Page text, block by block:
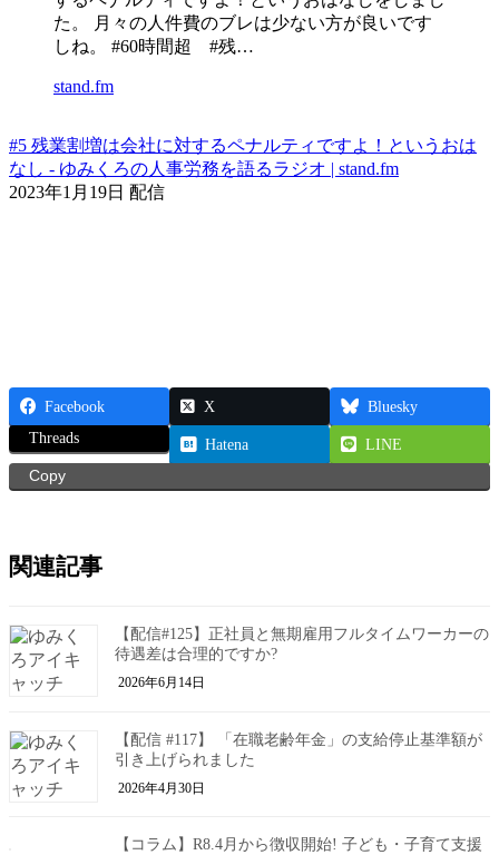
た。 月々の人件費のブレは少ない方が良いです
しね。 #60時間超 #残…
stand.fm
#5 残業割増は会社に対するペナルティですよ！というおは
なし - ゆみくろの人事労務を語るラジオ | stand.fm
2023年1月19日 配信
Facebook X
Bluesky
Threads
Hatena
LINE
Copy
関連記事
【配信#125】正社員と無期雇用フルタイムワーカーの
待遇差は合理的ですか?
2026年6月14日
【配信 #117】 「在職老齢年金」の支給停止基準額が
引き上げられました
2026年4月30日
【コラム】R8.4月から徴収開始! 子ども・子育て支援